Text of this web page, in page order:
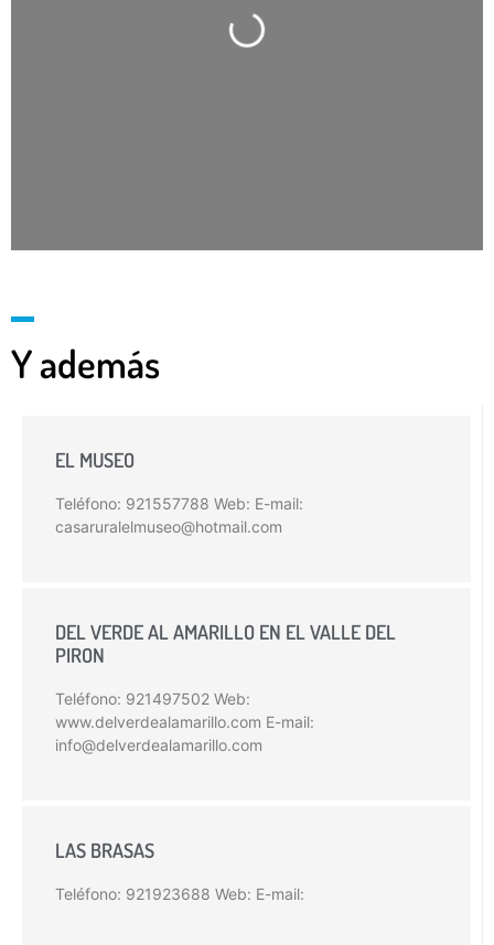
Y además
EL MUSEO
Teléfono: 921557788 Web: E-mail:
casaruralelmuseo@hotmail.com
DEL VERDE AL AMARILLO EN EL VALLE DEL
PIRON
Teléfono: 921497502 Web:
www.delverdealamarillo.com E-mail:
info@delverdealamarillo.com
LAS BRASAS
Teléfono: 921923688 Web: E-mail: